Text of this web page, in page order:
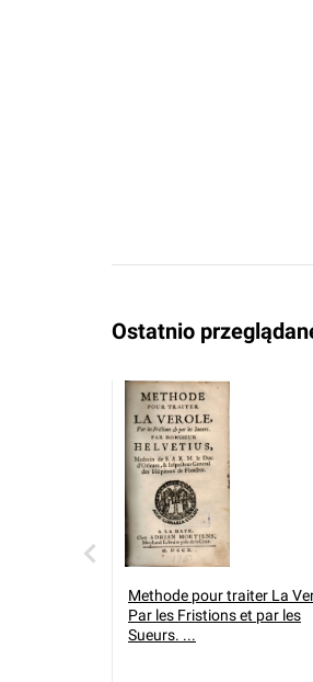
Ostatnio
Methode pour traiter La
Par les Fristions et par les
Sueurs. ...